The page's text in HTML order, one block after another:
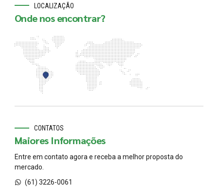
LOCALIZAÇÃO
Onde nos encontrar?
CONTATOS
Maiores Informações
Entre em contato agora e receba a melhor proposta do
mercado.
(61) 3226-0061